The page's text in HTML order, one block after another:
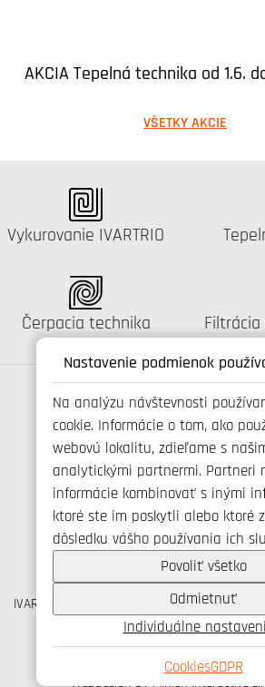
Nastavenie podmienok
Na analýzu návštevnosti
cookie. Informácie o tom, ako
webovú lokalitu, zdieľame s
analytickými partnermi. Partneri
informácie kombinovať s inými
ktoré ste im poskytli alebo ktoré
dôsledku vášho používania ich
Povoliť všetko
Odmietnuť
Individuálne
CookiesGDPR
AKCIA Tepelná technika od 1.6.
VŠETKY AKCIE
Katalógus:
Vykurovanie IVARTRIO
Katalógus:
Čerpacia technika
Spojte se s námi
+421 346 214 431
info@ivarsk.sk
Ochrana osobných údajov
Cookies
IVAR CS spol. s r.o., Velvarská 9, Podhořany,
IČO: 45276935 DIČ:
Webdesign by Minion Interactive